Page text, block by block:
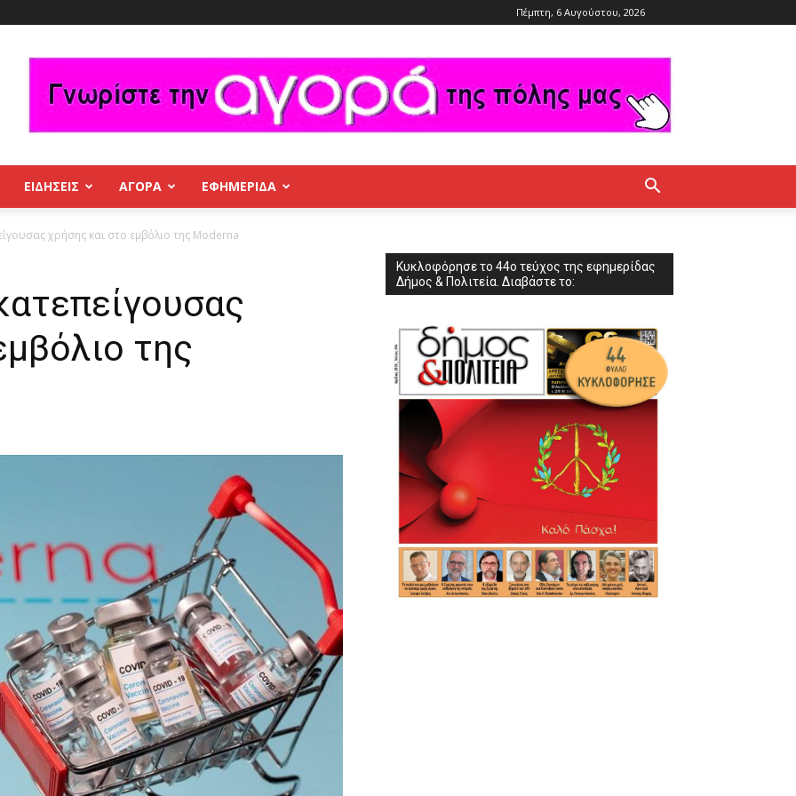
Πέμπτη, 6 Αυγούστου, 2026
ΕΙΔΗΣΕΙΣ ΑΓΟΡΑ ΕΦΗΜΕΡΊΔΑ
χρήσης και στο εμβόλιο της Moderna
της
Κυκλοφόρησε το 44ο τεύχος της εφημερίδας
Δήμος & Πολιτεία. Διαβάστε το: